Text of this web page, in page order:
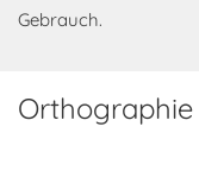
Gebrauch.
Orthographie